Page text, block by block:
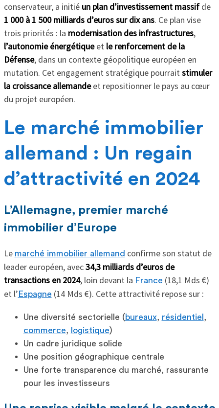
conservateur, a initié un plan d’investissement massifde
1 000 à 1 500 milliards d’euros sur dix ans. Ce plan vise
trois priorités : la modernisation des infrastructures,
l’autonomie énergétiqueet le renforcement de la
Défense, dans un contexte géopolitique européen en
mutation. Cet engagement stratégique pourraitstimuler
la croissance allemandeet repositionner le pays au cœur
du projet européen.
Le marché immobilier
allemand : Un regain
d’attractivité en 2024
L’Allemagne, premier marché
immobilier d’Europe
Le marché immobilier allemand confirme son statut de
leader européen, avec34,3 milliards d’euros de
transactions en 2024, loin devant la France (18,1 Mds €)
et l’ Espagne (14 Mds €). Cette attractivité repose sur :
Une diversité sectorielle (bureaux, résidentiel ,
commerce, logistique)
Un cadre juridique solide
Une position géographique centrale
Une forte transparence du marché, rassurante
pour les investisseurs